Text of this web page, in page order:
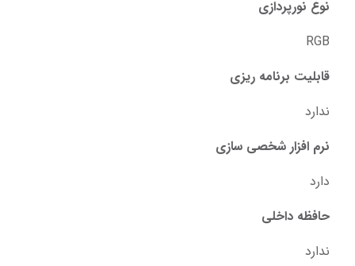
نوع نورپردازی
RGB
قابلیت برنامه ریزی
ندارد
نرم افزار شخصی سازی
دارد
حافظه داخلی
ندارد